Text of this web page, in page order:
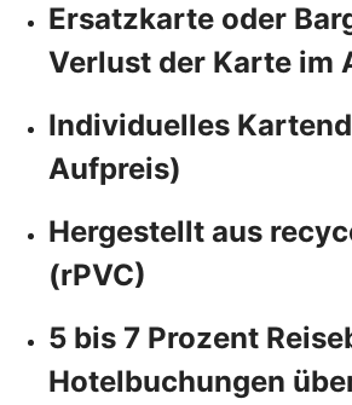
Ersatzkarte oder
Verlust der Karte im
Individuelles
Aufpreis)
Hergestellt aus
(rPVC)
5 bis 7 Prozent
Hotelbuchungen